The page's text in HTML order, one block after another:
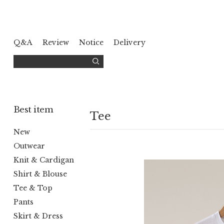
Q&A Review Notice Delivery
Best item
New
Outwear
Knit & Cardigan
Shirt & Blouse
Tee & Top
Pants
Skirt & Dress
Tee